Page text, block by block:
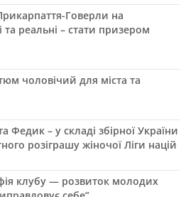
Говерли на
та реальні – стати призером
чоловічий для міста та
Федик – у складі збірної України
розіграшу жіночої Ліги націй
клубу — розвиток молодих